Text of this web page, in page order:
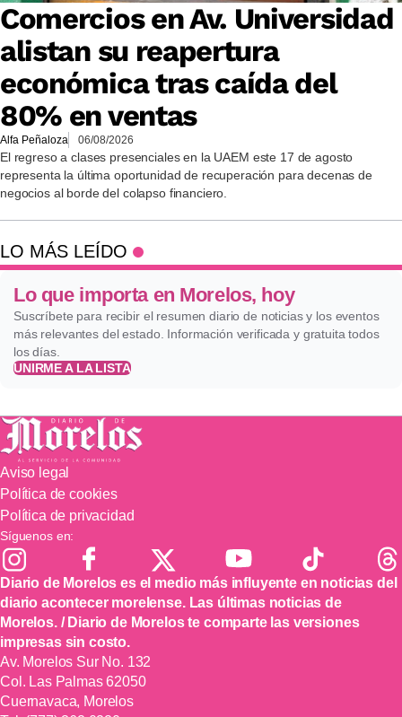
Comercios en Av. Universidad
alistan su reapertura
económica tras caída del
80% en ventas
Alfa Peñaloza 06/08/2026
El regreso a clases presenciales en la UAEM este 17 de agosto
representa la última oportunidad de recuperación para decenas de
negocios al borde del colapso financiero.
LO MÁS LEÍDO
Lo que importa en Morelos, hoy
Suscríbete para recibir el resumen diario de noticias y los eventos
más relevantes del estado. Información verificada y gratuita todos
los días.
UNIRME A LA LISTA
Aviso legal
Política de cookies
Política de privacidad
Síguenos en:
Diario de Morelos es el medio más influyente en noticias del
diario acontecer morelense. Las últimas noticias de
Morelos. / Diario de Morelos te comparte las versiones
impresas sin costo.
Av. Morelos Sur No. 132
Col. Las Palmas 62050
Cuernavaca, Morelos